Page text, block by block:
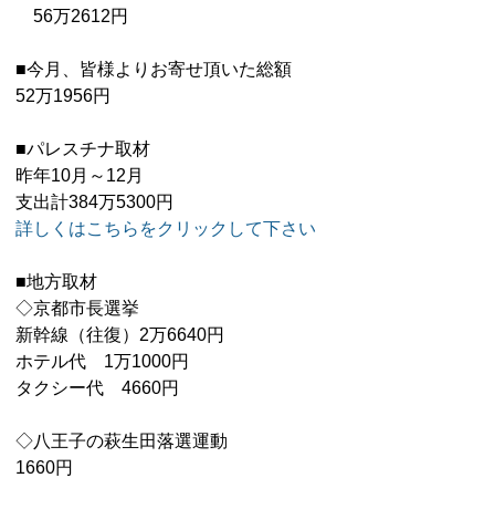
56万2612円
■今月、皆様よりお寄せ頂いた総額
52万1956円
■パレスチナ取材
昨年10月～12月
支出計384万5300円
詳しくはこちらをクリックして下さい
■地方取材
◇京都市長選挙
新幹線（往復）2万6640円
ホテル代 1万1000円
タクシー代 4660円
◇八王子の萩生田落選運動
1660円